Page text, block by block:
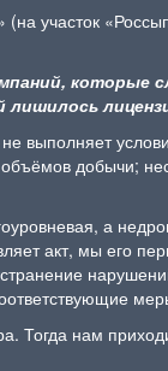
(на участок
которые
лишилось
выполняет
добычи;
а
акт, мы его
Тогда нам